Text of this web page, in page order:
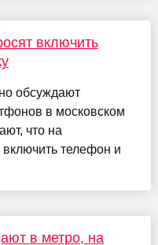
включить
обсуждают
в московском
что на
телефон и
в метро, на